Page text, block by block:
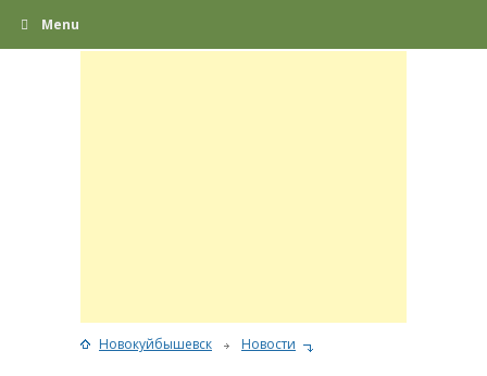
Menu
Новокуйбышевск Новости